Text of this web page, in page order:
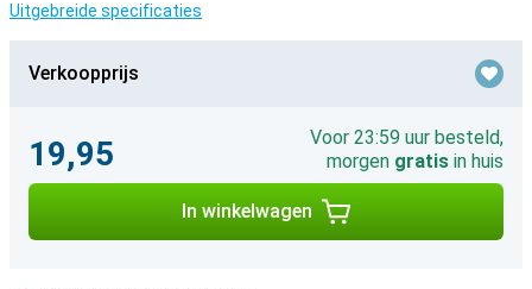
Uitgebreide specificaties
Verkoopprijs
19,95
Voor 23:59 uur besteld,
morgen gratis in huis
In winkelwagen